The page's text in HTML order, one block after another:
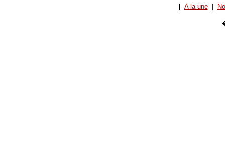
[ A la une|